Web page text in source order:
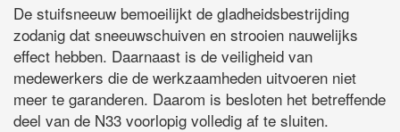
De stuifsneeuw bemoeilijkt de gladheidsbestrijding
zodanig dat sneeuwschuiven en strooien nauwelijks
effect hebben. Daarnaast is de veiligheid van
medewerkers die de werkzaamheden uitvoeren niet
meer te garanderen. Daarom is besloten het betreffende
deel van de N33 voorlopig volledig af te sluiten.